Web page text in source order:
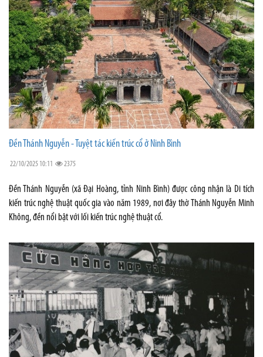
Đền Thánh Nguyễn - Tuyệt tác kiến trúc cổ ở Ninh Bình
22/10/2025 10:11 2375
Đền Thánh Nguyễn (xã Đại Hoàng, tỉnh Ninh Bình) được công nhận là Di tích
kiến trúc nghệ thuật quốc gia vào năm 1989, nơi đây thờ Thánh Nguyễn Minh
Không, đền nổi bật với lối kiến trúc nghệ thuật cổ.